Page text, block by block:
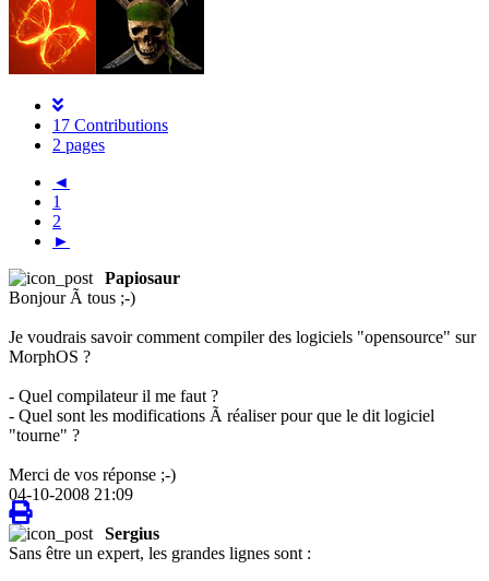
17 Contributions
2 pages
◄
1
2
►
Papiosaur
Bonjour Ã tous ;-)
Je voudrais savoir comment compiler des logiciels "opensource" sur
MorphOS ?
- Quel compilateur il me faut ?
- Quel sont les modifications Ã réaliser pour que le dit logiciel
"tourne" ?
Merci de vos réponse ;-)
04-10-2008 21:09
Sergius
Sans être un expert, les grandes lignes sont :